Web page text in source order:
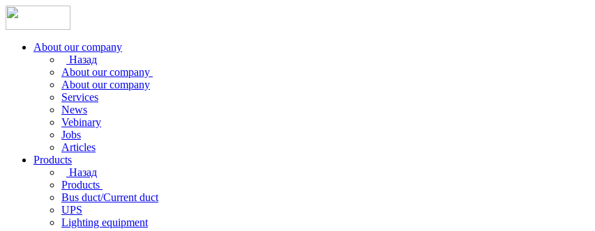
About our company
Назад
About our company
About our company
Services
News
Vebinary
Jobs
Articles
Products
Назад
Products
Bus duct/Current duct
UPS
Lighting equipment